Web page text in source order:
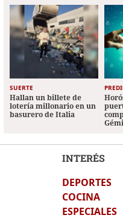
SUERTE
Hallan un billete de
lotería millonario en un
basurero de Italia
INTERÉS
DEPORTES
COCINA
ESPECIALES